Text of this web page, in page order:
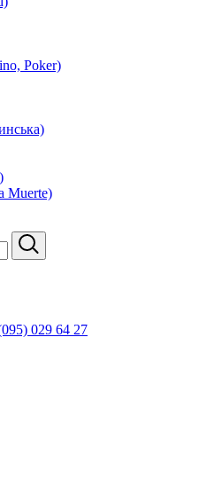
Poker)
Muerte)
029 64 27